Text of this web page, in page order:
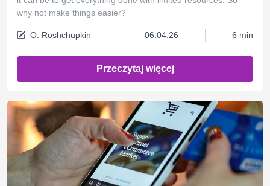
why not make things easier?
O. Roshchupkin 06.04.26 6 min
Przeczytaj więcej